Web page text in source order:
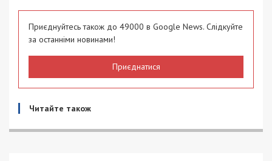
Приєднуйтесь також до 49000 в Google News. Слідкуйте
за останніми новинами!
Приєднатися
Читайте також